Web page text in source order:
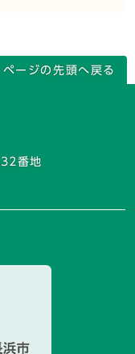
ページの先頭へ戻る
番地